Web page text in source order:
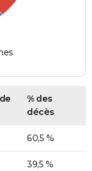
% des
décès
60,5 %
39,5 %